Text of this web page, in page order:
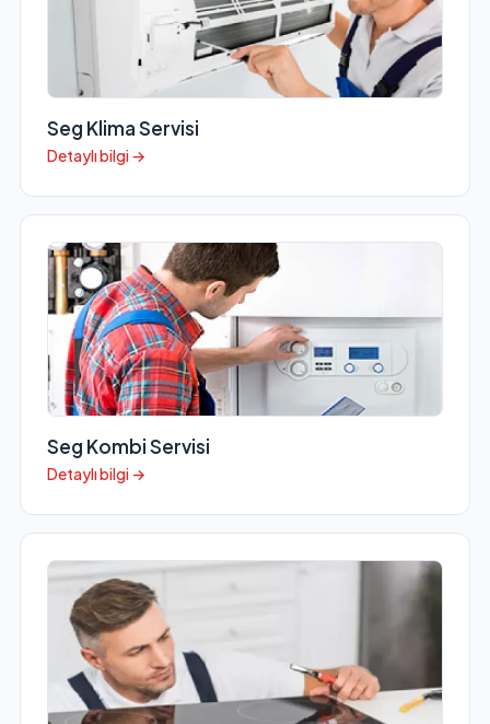
Seg Klima Servisi
Detaylı bilgi →
Seg Kombi Servisi
Detaylı bilgi →